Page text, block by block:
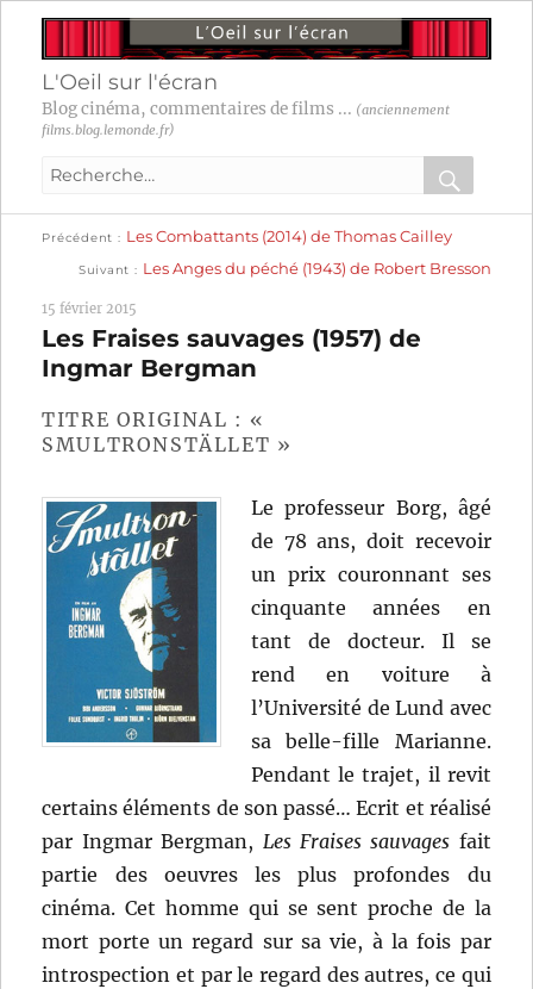
L'Oeil sur l'écran
Blog cinéma, commentaires de films ... (anciennement
films.blog.lemonde.fr)
Recherche
:
OK
Navigation
l’article
Précédent
précédente :
Les Combattants (2014) de Thomas Cailley
Suivant
suivante :
Les Anges du péché (1943) de Robert Bresson
15 février 2015
Les Fraises sauvages (1957) de
Ingmar Bergman
TITRE ORIGINAL : «
SMULTRONSTÄLLET »
Le professeur Borg, âgé
de 78 ans, doit recevoir
un prix couronnant ses
cinquante années en
tant de docteur. Il se
rend en voiture à
l’Université de Lund avec
sa belle-fille Marianne.
Pendant le trajet, il revit
certains éléments de son passé… Ecrit et réalisé
par Ingmar Bergman, Les Fraises sauvages fait
partie des oeuvres les plus profondes du
cinéma. Cet homme qui se sent proche de la
mort porte un regard sur sa vie, à la fois par
introspection et par le regard des autres, ce qui